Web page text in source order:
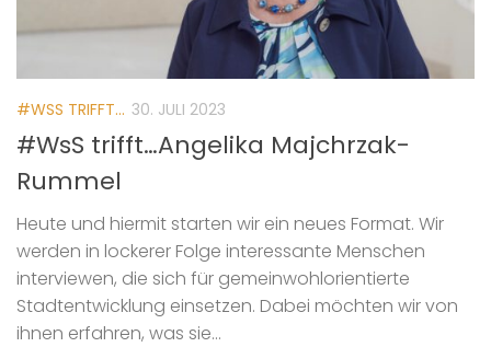
#WSS TRIFFT... 30. JULI 2023
#WsS trifft…Angelika Majchrzak-
Rummel
Heute und hiermit starten wir ein neues Format. Wir
werden in lockerer Folge interessante Menschen
interviewen, die sich für gemeinwohlorientierte
Stadtentwicklung einsetzen. Dabei möchten wir von
ihnen erfahren, was sie...